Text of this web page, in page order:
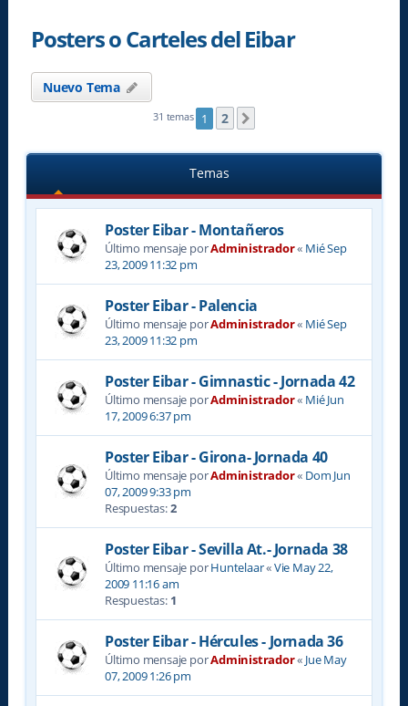
Posters o Carteles del Eibar
Nuevo Tema
31 temas 1 2
Temas
Poster Eibar - Montañeros
Último mensaje porAdministrador« Mié Sep
23, 2009 11:32 pm
Poster Eibar - Palencia
Último mensaje porAdministrador« Mié Sep
23, 2009 11:32 pm
Poster Eibar - Gimnastic - Jornada 42
Último mensaje porAdministrador« Mié Jun
17, 2009 6:37 pm
Poster Eibar - Girona- Jornada 40
Último mensaje porAdministrador« Dom Jun
07, 2009 9:33 pm
Respuestas:2
Poster Eibar - Sevilla At.- Jornada 38
Último mensaje porHuntelaar«Vie May 22,
2009 11:16 am
Respuestas: 1
Poster Eibar - Hércules - Jornada 36
Último mensaje porAdministrador« Jue May
07, 2009 1:26 pm